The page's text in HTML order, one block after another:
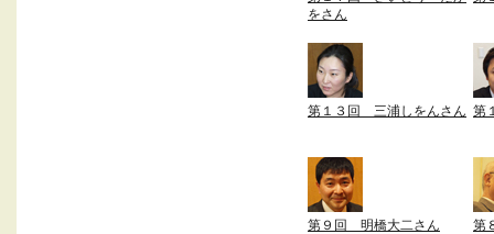
をさん
第１３回 三浦しをんさん 第
第９回 明橋大二さん 第